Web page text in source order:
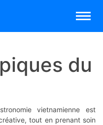
du
vietnamienne est
tout en prenant soin